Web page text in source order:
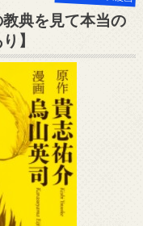
教典を見て本当の
】